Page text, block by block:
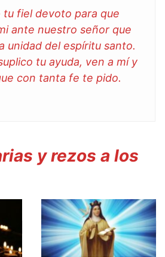
tu fiel devoto para que
ante nuestro señor que
unidad del espíritu santo.
tu ayuda, ven a mí y
con tanta fe te pido.
y rezos a los